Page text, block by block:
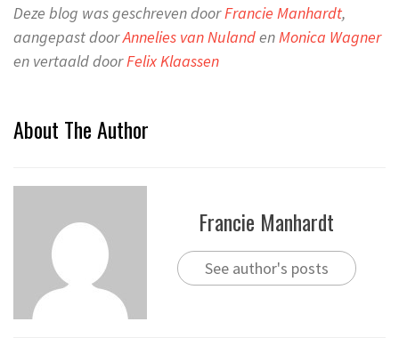
Deze blog was geschreven doorFrancie Manhardt,
aangepast doorAnnelies van NulandenMonica Wagner
en vertaald doorFelix Klaassen
About The Author
Francie Manhardt
See author's posts